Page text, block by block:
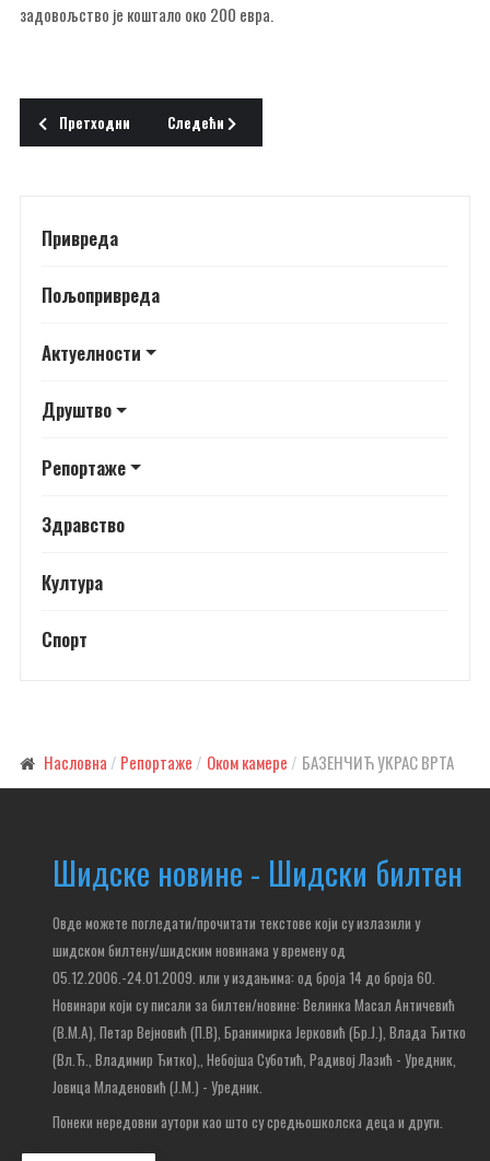
задовољство је коштало око 200 евра.
Претходни чланак: РАСТАО СА КОЊИМА
Претходни Следећи чланак: СТАРИ ХРАСТ НА УМОРУ
Следећи
Привреда
Пољопривреда
Актуелности
Друштво
Репортаже
Здравство
Култура
Спорт
Насловна Репортаже Оком камере БАЗЕНЧИЋ УКРАС ВРТА
Шидске новине - Шидски билтен
Овде можете погледати/прочитати текстове који су излазили у
шидском билтену/шидским новинама у времену од
05.12.2006.-24.01.2009. или у издањима: од броја 14 до броја 60.
Новинари који су писали за билтен/новине: Велинка Масал Античевић
(В.М.А), Петар Вејновић (П.В), Бранимирка Јерковић (Бр.Ј.), Влада Ђитко
(Вл.Ђ., Владимир Ђитко), , Небојша Суботић, Радивој Лазић - Уредник,
Јовица Младеновић (Ј.М.) - Уредник.
Понеки нередовни аутори као што су средњошколска деца и други.